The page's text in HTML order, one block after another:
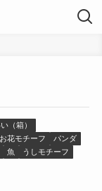
（箱）
お花モチーフ
パンダ
魚
うしモチーフ